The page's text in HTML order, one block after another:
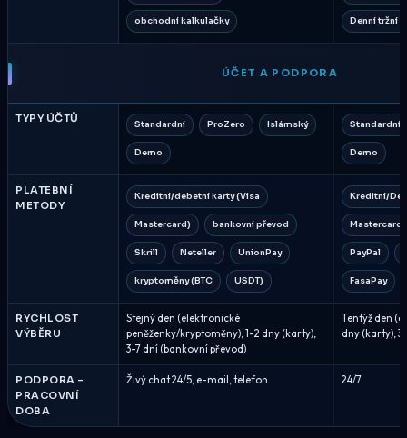
obchodní kalkulačky Denní tržní
ÚČET A PODPORA
TYPY ÚČTŮ Standardní ProZero Islámský
Demo
Standardní
Demo
PLATEBNÍ
METODY
Kreditní/debetní karty (Visa
Mastercard) bankovní převod
Skrill Neteller UnionPay
kryptoměny (BTC USDT)
Kreditní/
Mastercard)
PayPal
FasaPay
RYCHLOST
VÝBĚRU
Stejný den (elektronické
peněženky/kryptoměny), 1-2 dny (karty),
3-7 dní (bankovní převod)
Tentýž den
dny (karty),
PODPORA –
PRACOVNÍ
DOBA
Živý chat 24/5, e-mail, telefon 24/7